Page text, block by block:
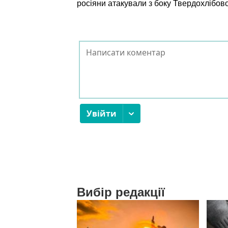
росіяни атакували з боку
Вибір редакції